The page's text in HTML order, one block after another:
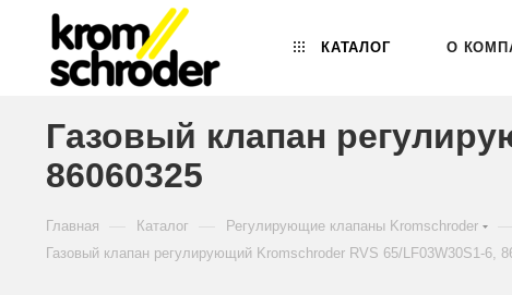
КАТАЛОГ О
Газовый клапан
86060325
Главная Каталог Регулирующие клапаны Kromschroder
Газовый клапан регулирующий Kromschroder RVS 65/LF03W30S1-6,